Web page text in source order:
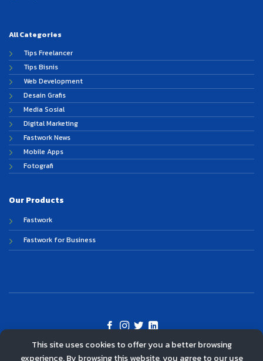
All Categories
Tips Freelancer
Tips Bisnis
Web Development
Desain Grafis
Media Sosial
Digital Marketing
Fastwork News
Mobile Apps
Fotografi
Our Products
Fastwork
Fastwork for Business
©
This site uses cookies to offer you a better browsing
experience. By browsing this website, you agree to our use